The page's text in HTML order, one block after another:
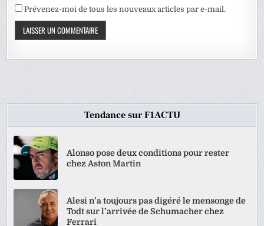
Prévenez-moi de tous les nouveaux articles par e-mail.
Tendance sur F1ACTU
Alonso pose deux conditions pour rester
chez Aston Martin
Alesi n’a toujours pas digéré le mensonge de
Todt sur l’arrivée de Schumacher chez
Ferrari